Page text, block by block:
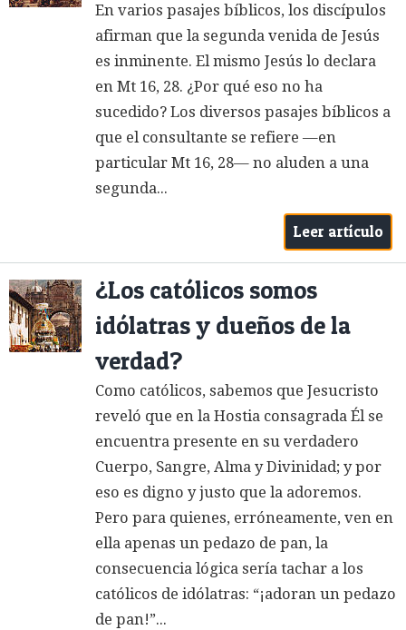
En varios pasajes bíblicos, los discípulos
afirman que la segunda venida de Jesús
es inminente. El mismo Jesús lo declara
en Mt 16, 28. ¿Por qué eso no ha
sucedido? Los diversos pasajes bíblicos a
que el consultante se refiere —en
particular Mt 16, 28— no aluden a una
segunda...
Leer artículo
¿Los católicos somos
idólatras y dueños de la
verdad?
Como católicos, sabemos que Jesucristo
reveló que en la Hostia consagrada Él se
encuentra presente en su verdadero
Cuerpo, Sangre, Alma y Divinidad; y por
eso es digno y justo que la adoremos.
Pero para quienes, erróneamente, ven en
ella apenas un pedazo de pan, la
consecuencia lógica sería tachar a los
católicos de idólatras: “¡adoran un pedazo
de pan!”...